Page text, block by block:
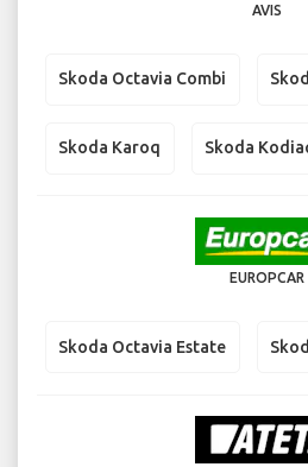
AVIS
Skoda Octavia Combi
Skoda Karoq Skoda
EUROPCAR
Skoda Octavia Estate